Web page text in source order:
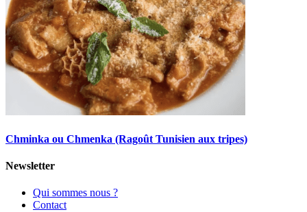
Chminka ou Chmenka (Ragoût Tunisien aux tripes)
Newsletter
Qui sommes nous ?
Contact